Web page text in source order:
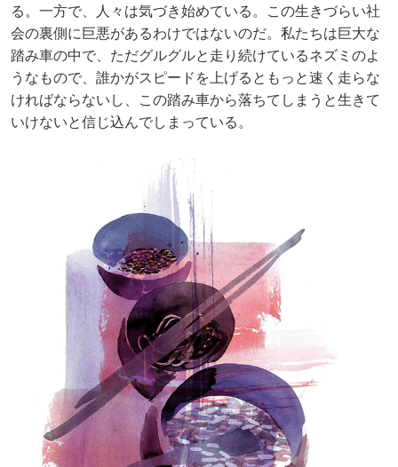
る。一方で、人々は気づき始めている。この生きづらい社
会の裏側に巨悪があるわけではないのだ。私たちは巨大な
踏み車の中で、ただグルグルと走り続けているネズミのよ
うなもので、誰かがスピードを上げるともっと速く走らな
ければならないし、この踏み車から落ちてしまうと生きて
いけないと信じ込んでしまっている。